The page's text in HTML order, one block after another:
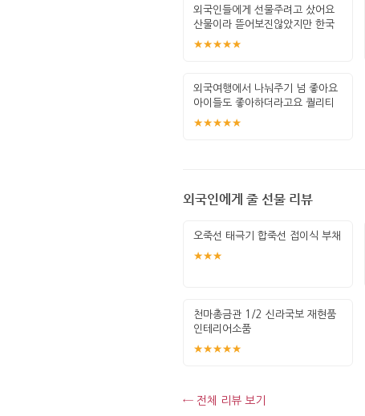
외국인들에게 선물주려고 샀어요
산물이라 뜯어보진않았지만 한국
적인 포장이
★★★★★
외국여행에서 나눠주기 넘 좋아요
아이들도 좋아하더라고요 퀄리티
도 좋고요
★★★★★
외국인에게 줄 선물 리뷰
오죽선 태극기 합죽선 접이식 부채
★★★
천마총금관 1/2 신라국보 재현품
인테리어소품
★★★★★
← 전체 리뷰 보기